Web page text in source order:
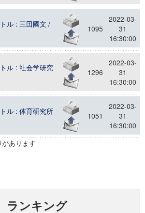
ル : 三田國文 /
1095
2022-03-
31
16:30:00
ル : 社会学研究
1296
2022-03-
31
16:30:00
ル : 体育研究所
1051
2022-03-
31
16:30:00
あります
ランキング